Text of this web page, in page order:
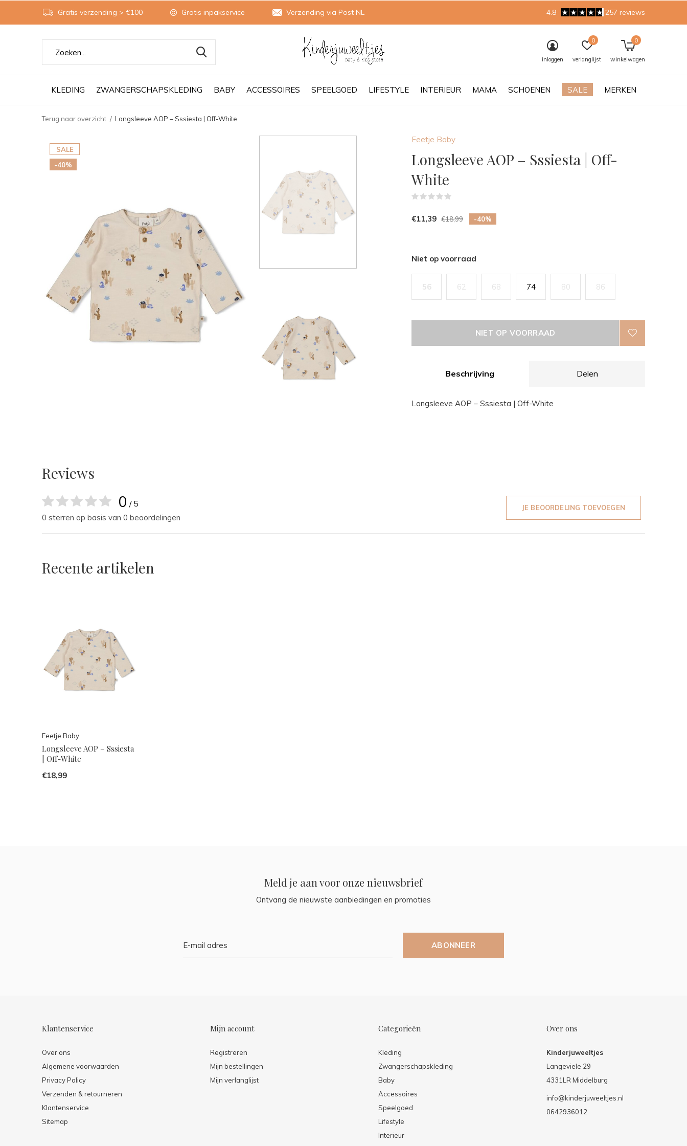
KLEDING ZWANGERSCHAPSKLEDING BABY ACCESSOIRES SPEELGOED LIFESTYLE INTERIEUR MAMA SCHOENEN SALE MERKEN
inloggen verlanglijst
0
winkelwagen
0
Gratis verzending > €100 Gratis inpakservice Verzending via Post NL 4.8 257 reviews
Terug naar overzicht Longsleeve AOP – Sssiesta | Off-White
SALE
-40%
Feetje Baby
Longsleeve AOP – Sssiesta | Off-
White
€11,39 €18,99 -40%
Niet op voorraad
56 62 68 74 80 86
NIET OP VOORRAAD
Beschrijving Delen
Longsleeve AOP – Sssiesta | Off-White
Reviews
0 / 5
0 sterren op basis van 0 beoordelingen
JE BEOORDELING TOEVOEGEN
Recente artikelen
Feetje Baby
Longsleeve AOP – Sssiesta
| Off-White
€18,99
Meld je aan voor onze nieuwsbrief
Ontvang de nieuwste aanbiedingen en promoties
ABONNEER
Klantenservice
Over ons
Algemene voorwaarden
Privacy Policy
Verzenden & retourneren
Klantenservice
Sitemap
Mijn account
Registreren
Mijn bestellingen
Mijn verlanglijst
Categorieën
Kleding
Zwangerschapskleding
Baby
Accessoires
Speelgoed
Lifestyle
Interieur
Over ons
Kinderjuweeltjes
Langeviele 29
4331LR Middelburg
info@kinderjuweeltjes.nl
0642936012